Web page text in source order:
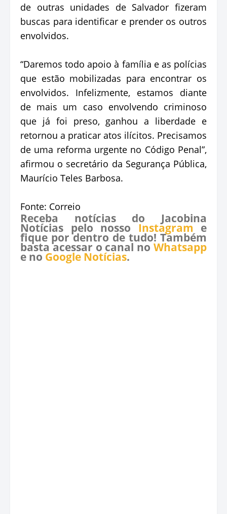
de outras unidades de Salvador fizeram
buscas para identificar e prender os outros
envolvidos.
“Daremos todo apoio à família e as polícias
que estão mobilizadas para encontrar os
envolvidos. Infelizmente, estamos diante
de mais um caso envolvendo criminoso
que já foi preso, ganhou a liberdade e
retornou a praticar atos ilícitos. Precisamos
de uma reforma urgente no Código Penal”,
afirmou o secretário da Segurança Pública,
Maurício Teles Barbosa.
Fonte: Correio
Receba notícias do Jacobina
Notícias pelo nosso Instagram e
fique por dentro de tudo! Também
basta acessar o canal no Whatsapp
e no Google Notícias.